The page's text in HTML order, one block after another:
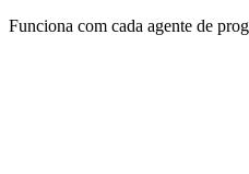
Funciona com cada agente de